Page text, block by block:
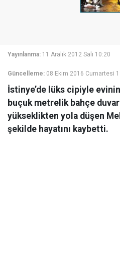
Yayınlanma: 11 Aralık 2012 Salı 10:20
Güncelleme: 08 Ekim 2016 Cumartesi
İstinye’de lüks cipiyle
buçuk metrelik bahçe
yükseklikten yola düşen
şekilde hayatını kaybetti.